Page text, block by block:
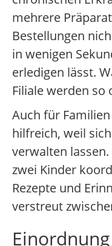
mehrere
Bestellungen
in wenigen
erledigen lässt.
Filiale werden
Auch für
hilfreich, weil
verwalten
zwei Kinder
Rezepte und
verstreut